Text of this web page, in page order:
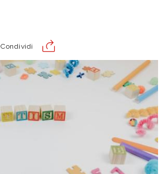
Condividi